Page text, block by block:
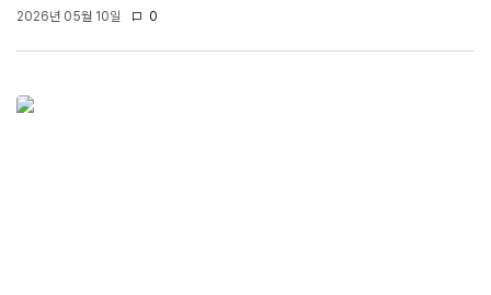
2026년 05월 10일 0